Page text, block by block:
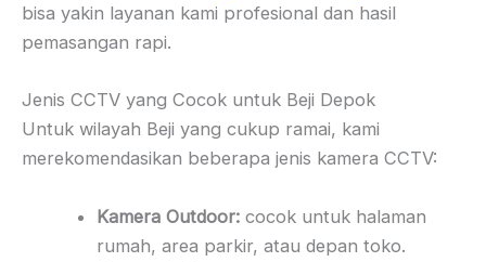
bisa yakin layanan kami profesional dan hasil
pemasangan rapi.
Jenis CCTV yang Cocok untuk Beji Depok
Untuk wilayah Beji yang cukup ramai, kami
merekomendasikan beberapa jenis kamera CCTV:
Kamera Outdoor: cocok untuk halaman
rumah, area parkir, atau depan toko.